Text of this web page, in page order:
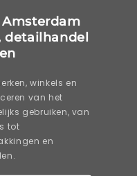
detailhandel
winkels en
van het
gebruiken, van
tot
en